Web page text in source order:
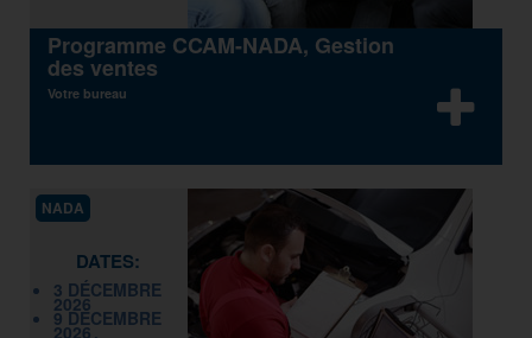
Programme CCAM-NADA, Gestion
des ventes
Votre bureau
NADA
DATES:
3 DÉCEMBRE
2026
9 DÉCEMBRE
2026